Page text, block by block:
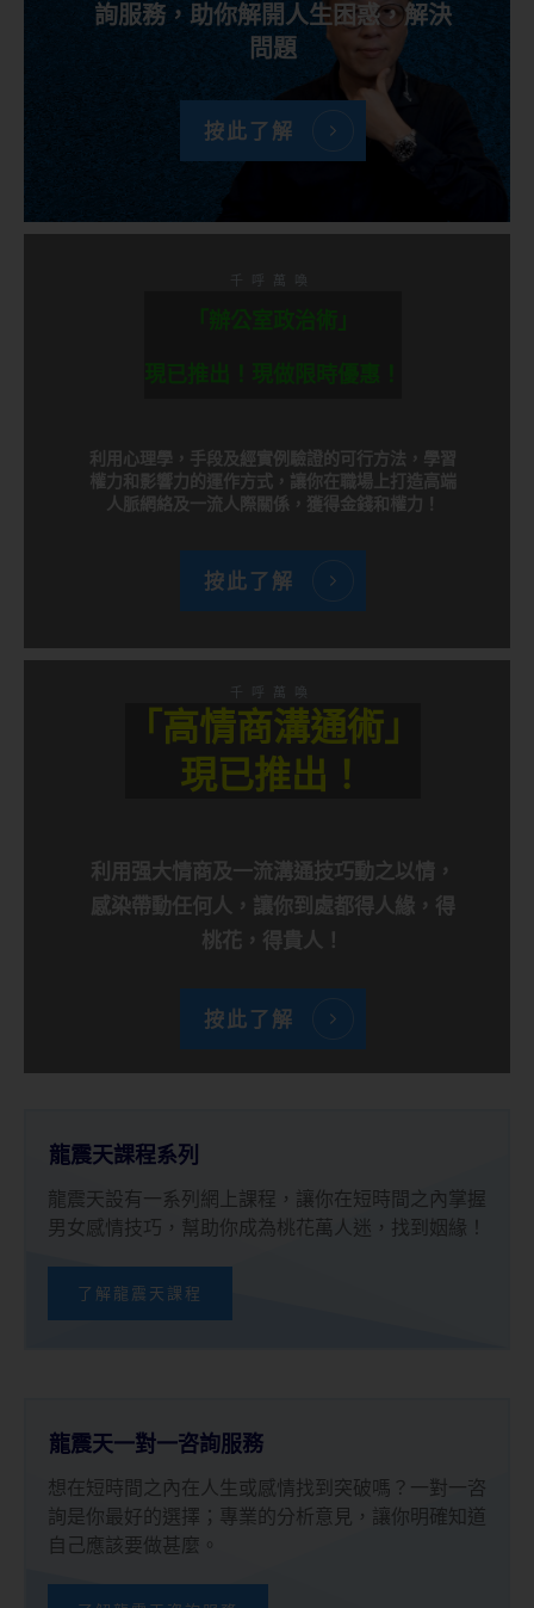
詢服務，助你解開人生困惑，解決
問題
按此了解
千呼萬喚
「辦公室政治術」
現已推出！現做限時優惠！
利用心理學，手段及經實例驗證的可行方法，學習
權力和影響力的運作方式，讓你在職場上打造高端
人脈網絡及一流人際關係，獲得金錢和權力！
按此了解
千呼萬喚
「高情商溝通術」
現已推出！
利用强大情商及一流溝通技巧動之以情，
感染帶動任何人，讓你到處都得人緣，得
桃花，得貴人！
按此了解
龍震天課程系列
龍震天設有一系列網上課程，讓你在短時間之內掌握
男女感情技巧，幫助你成為桃花萬人迷，找到姻緣！
了解龍震天課程
龍震天一對一咨詢服務
想在短時間之內在人生或感情找到突破嗎？一對一咨
詢是你最好的選擇；專業的分析意見，讓你明確知道
自己應該要做甚麼。